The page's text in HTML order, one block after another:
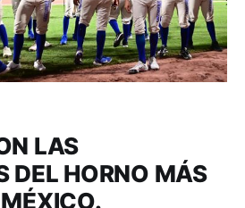
LAS
DEL HORNO MÁS